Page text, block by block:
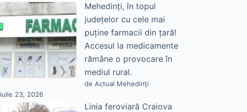
Mehedinți, în topul
județelor cu cele mai
puține farmacii din țară!
Accesul la medicamente
rămâne o provocare în
mediul rural.
de Actual Mehedinți
iulie 23, 2026
Linia feroviară Craiova